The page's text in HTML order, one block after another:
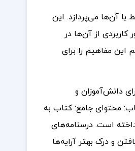
با آن‌ها می‌پردازد. این
از آن‌ها در
این مفاهیم را برای
دانش‌آموزان و
محتوای جامع: کتاب به
است. درسنامه‌های
و درک بهتر آرایه‌ها